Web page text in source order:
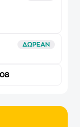
ΔΩΡΕΑΝ